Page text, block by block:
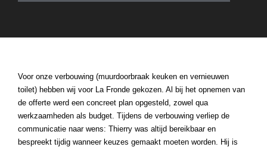
Voor onze verbouwing (muurdoorbraak keuken en vernieuwen
toilet) hebben wij voor La Fronde gekozen. Al bij het opnemen van
de offerte werd een concreet plan opgesteld, zowel qua
werkzaamheden als budget. Tijdens de verbouwing verliep de
communicatie naar wens: Thierry was altijd bereikbaar en
bespreekt tijdig wanneer keuzes gemaakt moeten worden. Hij is